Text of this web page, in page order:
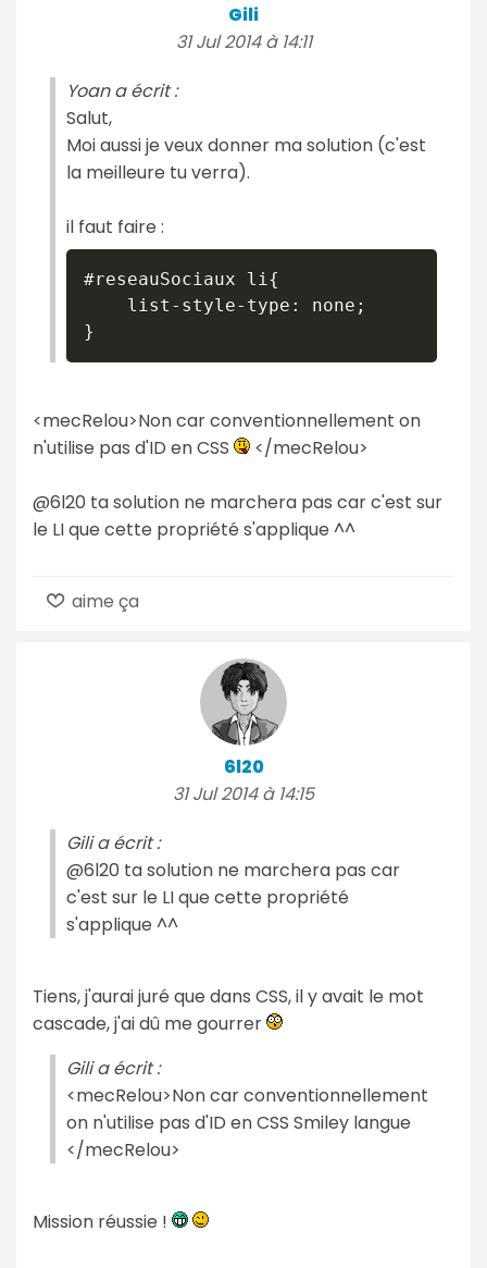
Gili
31 Jul 2014 à 14:11
Yoan a écrit :
Salut,
Moi aussi je veux donner ma solution (c'est
la meilleure tu verra).
il faut faire :
#reseauSociaux li{
    list-style-type: none;
<mecRelou>Non car conventionnellement on
n'utilise pas d'ID en CSS
</mecRelou>
@6l20 ta solution ne marchera pas car c'est sur
le LI que cette propriété s'applique ^^
aime ça
6l20
31 Jul 2014 à 14:15
Gili a écrit :
@6l20 ta solution ne marchera pas car
c'est sur le LI que cette propriété
s'applique ^^
Tiens, j'aurai juré que dans CSS, il y avait le mot
cascade, j'ai dû me gourrer
Gili a écrit :
<mecRelou>Non car conventionnellement
on n'utilise pas d'ID en CSS Smiley langue
</mecRelou>
Mission réussie !